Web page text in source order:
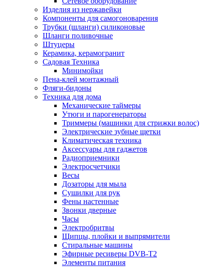
Изделия из нержавейки
Компоненты для самогоноварения
Трубки (шланги) силиконовые
Шланги поливочные
Штуцеры
Керамика, керамогранит
Садовая Техника
Минимойки
Пена-клей монтажный
Фляги-бидоны
Техника для дома
Механические таймеры
Утюги и парогенераторы
Триммеры (машинки для стрижки волос)
Электрические зубные щетки
Климатическая техника
Аксессуары для гаджетов
Радиоприемники
Электросчетчики
Весы
Дозаторы для мыла
Сушилки для рук
Фены настенные
Звонки дверные
Часы
Электробритвы
Щипцы, плойки и выпрямители
Стиральные машины
Эфирные ресиверы DVB-T2
Элементы питания